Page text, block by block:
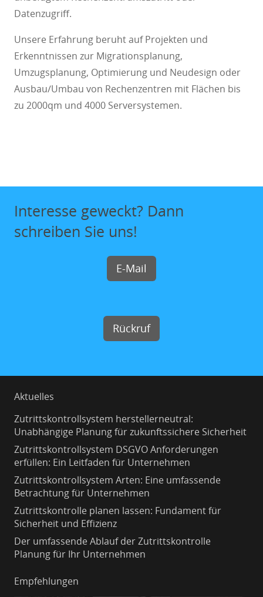
Datenzugriff.
Unsere Erfahrung beruht auf Projekten und
Erkenntnissen zur Migrationsplanung,
Umzugsplanung, Optimierung und Neudesign oder
Ausbau/Umbau von Rechenzentren mit Flächen bis
zu 2000qm und 4000 Serversystemen.
Interesse geweckt? Dann
schreiben Sie uns!
E-Mail
Rückruf
Aktuelles
Zutrittskontrollsystem herstellerneutral:
Unabhängige Planung für zukunftssichere Sicherheit
Zutrittskontrollsystem DSGVO Anforderungen
erfüllen: Ein Leitfaden für Unternehmen
Zutrittskontrollsystem Arten: Eine umfassende
Betrachtung für Unternehmen
Zutrittskontrolle planen lassen: Fundament für
Sicherheit und Effizienz
Der umfassende Ablauf der Zutrittskontrolle
Planung für Ihr Unternehmen
Empfehlungen